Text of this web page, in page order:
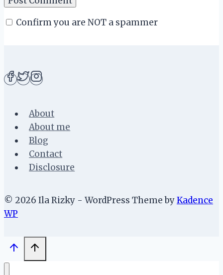
Confirm you are NOT a spammer
About
About me
Blog
Contact
Disclosure
© 2026 Ila Rizky - WordPress Theme byKadence
WP